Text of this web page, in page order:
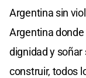
Argentina sin
Argentina
dignidad y
construir, todos